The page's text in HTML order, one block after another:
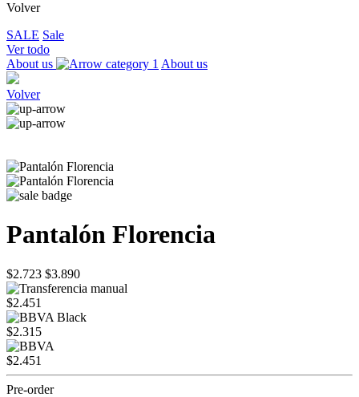
Volver
SALE Sale
Ver todo
About us
About us
Volver
Pantalón Florencia
$2.723 $3.890
$2.451
$2.315
$2.451
Pre-order